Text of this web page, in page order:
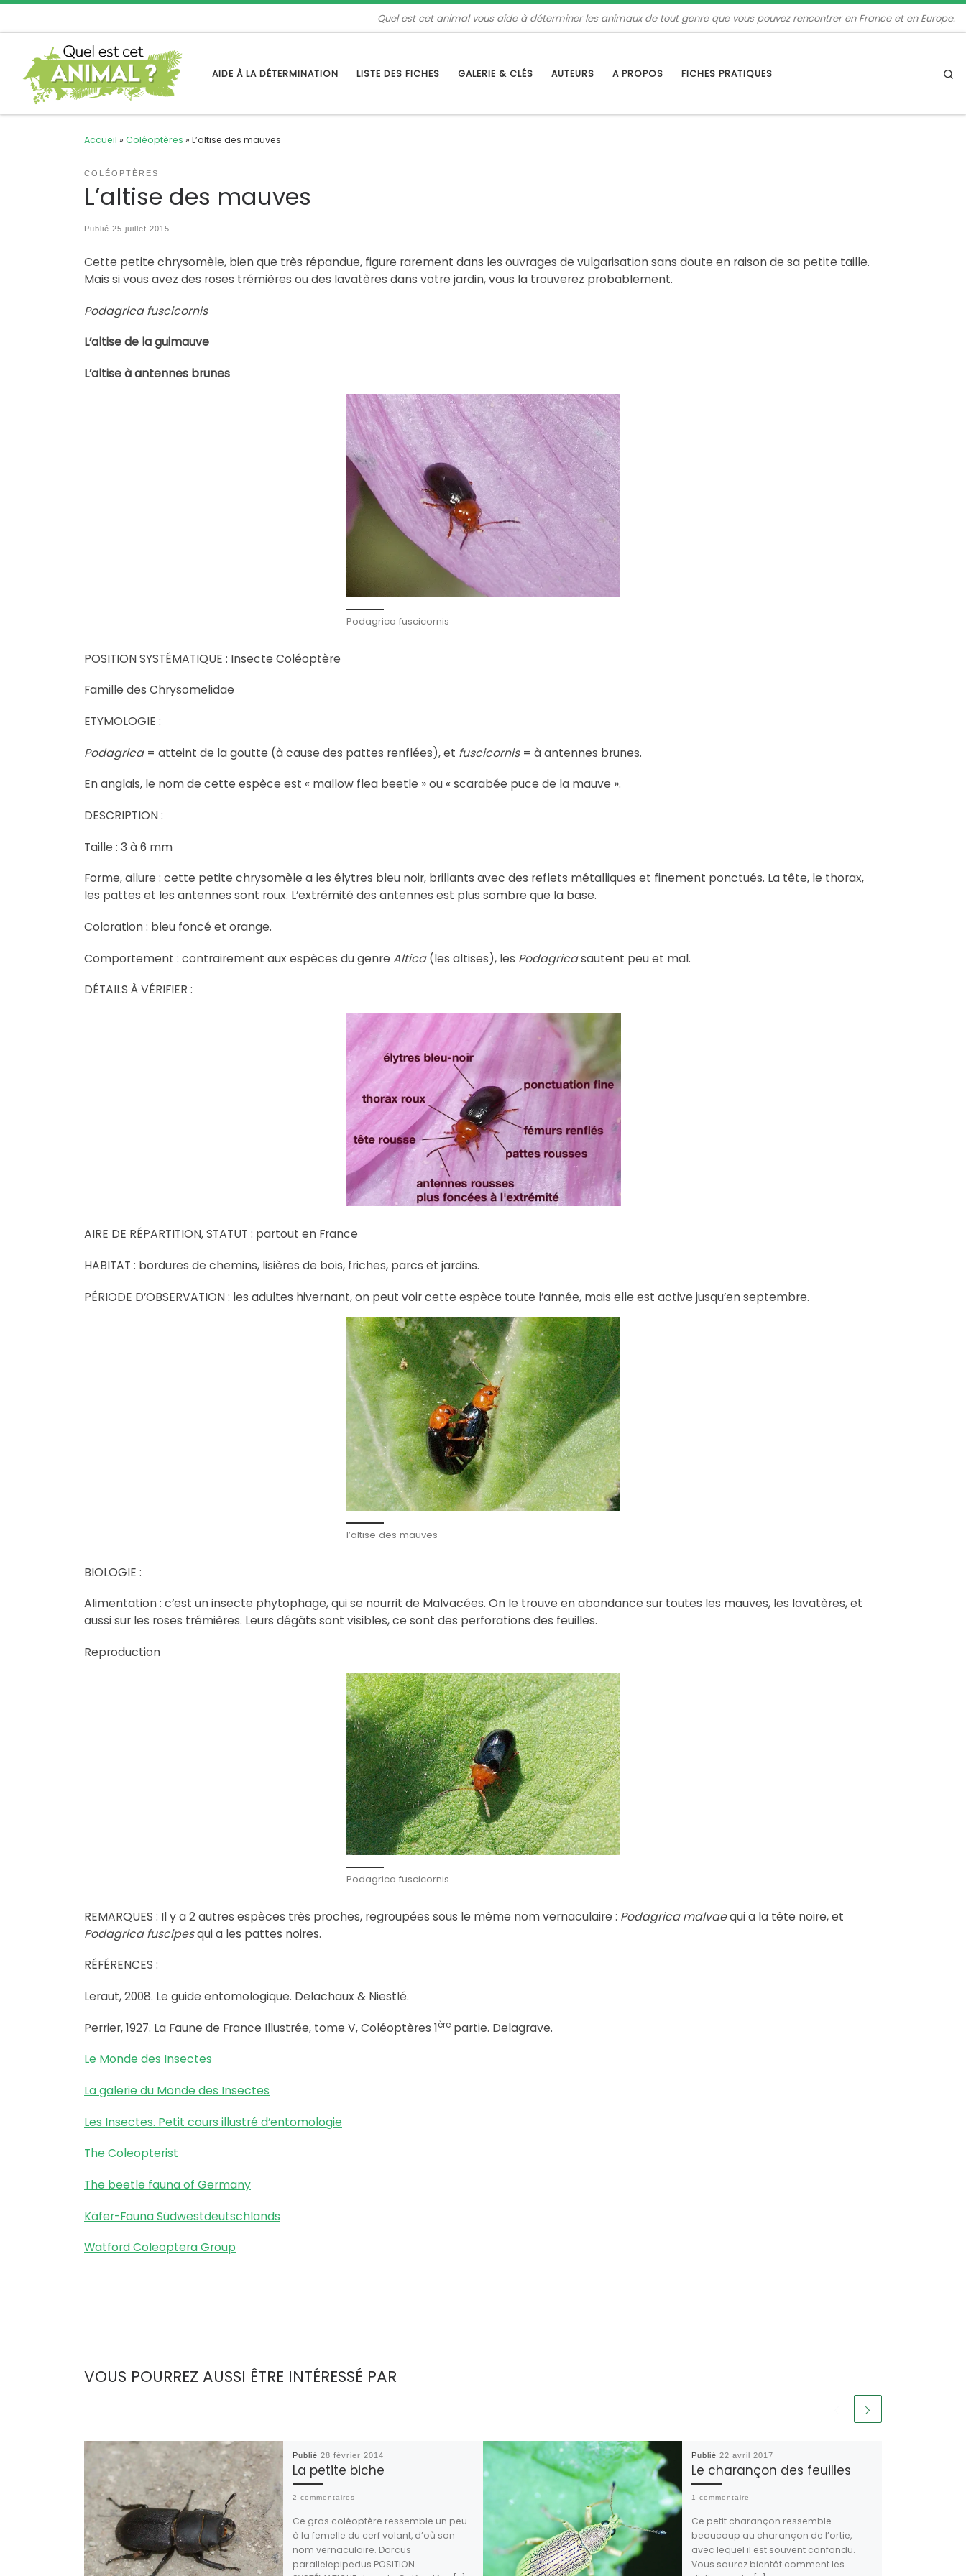
Quel est cet animal vous aide à déterminer les animaux de tout genre que vous pouvez rencontrer en France et en Europe.
AIDE À LA DÉTERMINATION LISTE DES FICHES GALERIE & CLÉS AUTEURS A PROPOS FICHES PRATIQUES
Accueil » Coléoptères » L’altise des mauves
COLÉOPTÈRES
L’altise des mauves
Publié 25 juillet 2015
Cette petite chrysomèle, bien que très répandue, figure rarement dans les ouvrages de vulgarisation sans doute en raison de sa petite taille.
Mais si vous avez des roses trémières ou des lavatères dans votre jardin, vous la trouverez probablement.
Podagrica fuscicornis
L’altise de la guimauve
L’altise à antennes brunes
Podagrica fuscicornis
POSITION SYSTÉMATIQUE : Insecte Coléoptère
Famille des Chrysomelidae
ETYMOLOGIE :
Podagrica= atteint de la goutte (à cause des pattes renflées), et fuscicornis= à antennes brunes.
En anglais, le nom de cette espèce est « mallow flea beetle » ou « scarabée puce de la mauve ».
DESCRIPTION :
Taille : 3 à 6 mm
Forme, allure : cette petite chrysomèle a les élytres bleu noir, brillants avec des reflets métalliques et finement ponctués. La tête, le thorax,
les pattes et les antennes sont roux. L’extrémité des antennes est plus sombre que la base.
Coloration : bleu foncé et orange.
Comportement : contrairement aux espèces du genre Altica(les altises), les Podagricasautent peu et mal.
DÉTAILS À VÉRIFIER :
AIRE DE RÉPARTITION, STATUT : partout en France
HABITAT : bordures de chemins, lisières de bois, friches, parcs et jardins.
PÉRIODE D’OBSERVATION : les adultes hivernant, on peut voir cette espèce toute l’année, mais elle est active jusqu’en septembre.
l’altise des mauves
BIOLOGIE :
Alimentation : c’est un insecte phytophage, qui se nourrit de Malvacées. On le trouve en abondance sur toutes les mauves, les lavatères, et
aussi sur les roses trémières. Leurs dégâts sont visibles, ce sont des perforations des feuilles.
Reproduction
Podagrica fuscicornis
REMARQUES : Il y a 2 autres espèces très proches, regroupées sous le même nom vernaculaire : Podagrica malvaequi a la tête noire, et
Podagrica fuscipesqui a les pattes noires.
RÉFÉRENCES :
Leraut, 2008. Le guide entomologique. Delachaux & Niestlé.
Perrier, 1927. La Faune de France Illustrée, tome V, Coléoptères 1ère partie. Delagrave.
Le Monde des Insectes
La galerie du Monde des Insectes
Les Insectes. Petit cours illustré d’entomologie
The Coleopterist
The beetle fauna of Germany
Käfer-Fauna Südwestdeutschlands
Watford Coleoptera Group
VOUS POURREZ AUSSI ÊTRE INTÉRESSÉ PAR
Publié 28 février 2014
La petite biche
2 commentaires
Ce gros coléoptère ressemble un peu
à la femelle du cerf volant, d’où son
nom vernaculaire. Dorcus
parallelepipedus POSITION
Publié 22 avril 2017
Le charançon des feuilles
1 commentaire
Ce petit charançon ressemble
beaucoup au charançon de l’ortie,
avec lequel il est souvent confondu.
Vous saurez bientôt comment les